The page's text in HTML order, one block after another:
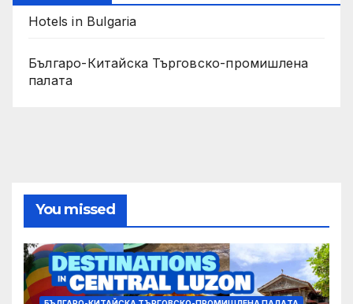
Hotels in Bulgaria
Българо-Китайска Търговско-промишлена
палaта
You missed